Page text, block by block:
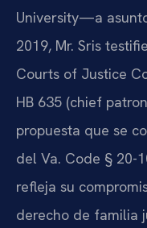
University—a
2019, Mr. Sris
Courts of Justice
HB 635 (chief
propuesta que se
del Va. Code § 20-
refleja su
derecho de familia